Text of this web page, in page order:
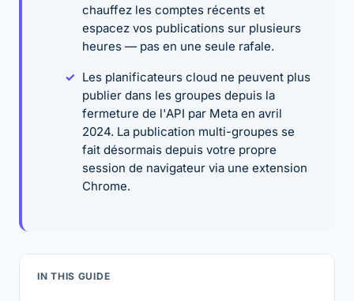
chauffez les comptes récents et
espacez vos publications sur plusieurs
heures — pas en une seule rafale.
Les planificateurs cloud ne peuvent plus
publier dans les groupes depuis la
fermeture de l'API par Meta en avril
2024. La publication multi-groupes se
fait désormais depuis votre propre
session de navigateur via une extension
Chrome.
IN THIS GUIDE